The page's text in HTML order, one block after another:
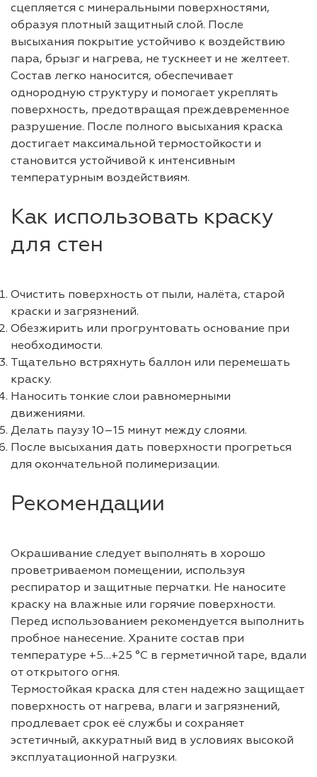
сцепляется с минеральными поверхностями,
образуя плотный защитный слой. После
высыхания покрытие устойчиво к воздействию
пара, брызг и нагрева, не тускнеет и не желтеет.
Состав легко наносится, обеспечивает
однородную структуру и помогает укреплять
поверхность, предотвращая преждевременное
разрушение. После полного высыхания краска
достигает максимальной термостойкости и
становится устойчивой к интенсивным
температурным воздействиям.
Как использовать краску
для стен
Очистить поверхность от пыли, налёта, старой
краски и загрязнений.
Обезжирить или прогрунтовать основание при
необходимости.
Тщательно встряхнуть баллон или перемешать
краску.
Наносить тонкие слои равномерными
движениями.
Делать паузу 10–15 минут между слоями.
После высыхания дать поверхности прогреться
для окончательной полимеризации.
Рекомендации
Окрашивание следует выполнять в хорошо
проветриваемом помещении, используя
респиратор и защитные перчатки. Не наносите
краску на влажные или горячие поверхности.
Перед использованием рекомендуется выполнить
пробное нанесение. Храните состав при
температуре +5…+25 °C в герметичной таре, вдали
от открытого огня.
Термостойкая краска для стен надежно защищает
поверхность от нагрева, влаги и загрязнений,
продлевает срок её службы и сохраняет
эстетичный, аккуратный вид в условиях высокой
эксплуатационной нагрузки.